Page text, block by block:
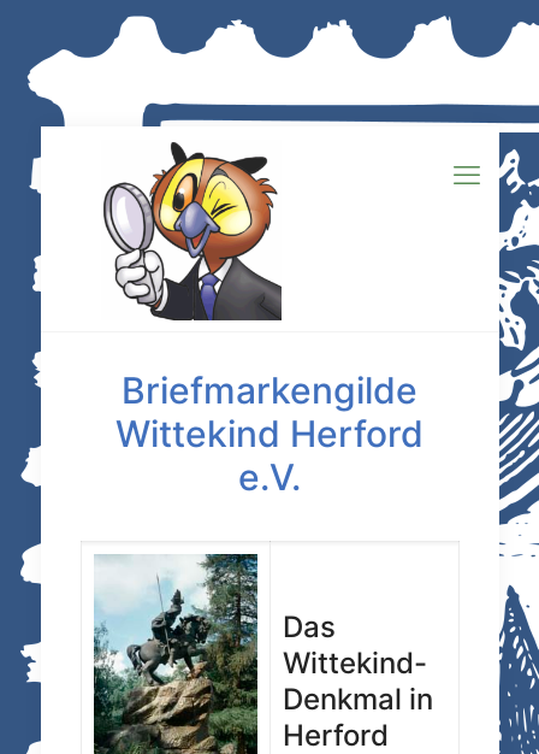
Briefmarkengilde
Wittekind Herford
e.V.
Das
Wittekind-
Denkmal in
Herford